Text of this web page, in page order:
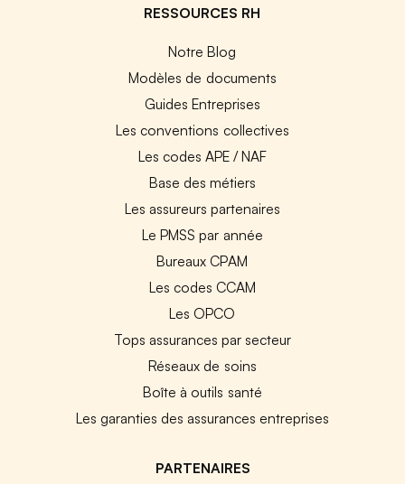
RESSOURCES RH
Notre Blog
Modèles de documents
Guides Entreprises
Les conventions collectives
Les codes APE / NAF
Base des métiers
Les assureurs partenaires
Le PMSS par année
Bureaux CPAM
Les codes CCAM
Les OPCO
Tops assurances par secteur
Réseaux de soins
Boîte à outils santé
Les garanties des assurances entreprises
PARTENAIRES